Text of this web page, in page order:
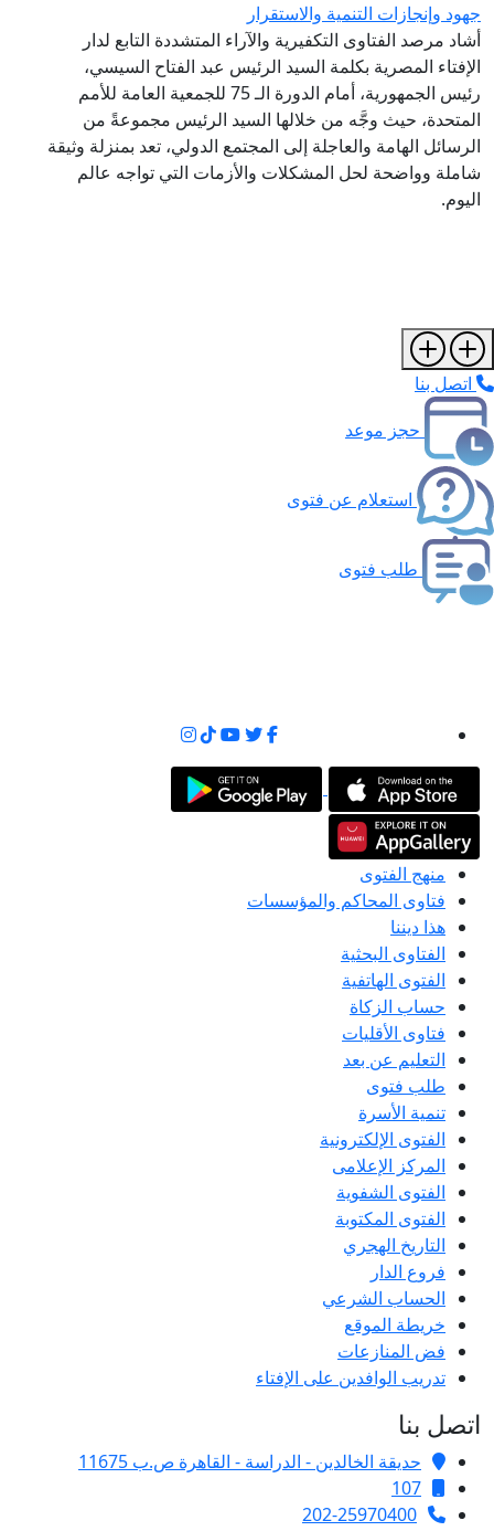
جهود وإنجازات التنمية والاستقرار
أشاد مرصد الفتاوى التكفيرية والآراء المتشددة التابع لدار
الإفتاء المصرية بكلمة السيد الرئيس عبد الفتاح السيسي،
رئيس الجمهورية، أمام الدورة الـ 75 للجمعية العامة للأمم
المتحدة، حيث وجَّه من خلالها السيد الرئيس مجموعةً من
الرسائل الهامة والعاجلة إلى المجتمع الدولي، تعد بمنزلة وثيقة
شاملة وواضحة لحل المشكلات والأزمات التي تواجه عالم
اليوم.
اتصل بنا
حجز موعد
استعلام عن فتوى
طلب فتوى
منهج الفتوى
فتاوى المحاكم والمؤسسات
هذا ديننا
الفتاوى البحثية
الفتوى الهاتفية
حساب الزكاة
فتاوى الأقليات
التعليم عن بعد
طلب فتوى
تنمية الأسرة
الفتوى الإلكترونية
المركز الإعلامى
الفتوى الشفوية
الفتوى المكتوبة
التاريخ الهجري
فروع الدار
الحساب الشرعي
خريطة الموقع
فض المنازعات
تدريب الوافدين على الإفتاء
اتصل بنا
حديقة الخالدين - الدراسة - القاهرة ص.ب 11675
107
202-25970400